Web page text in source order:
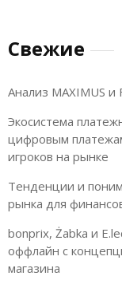
Свежие
Анализ MAXIMUS и
Экосистема
цифровым
игроков на рынке
Тенденции и
рынка для
bonprix, Żabka и
оффлайн с
магазина